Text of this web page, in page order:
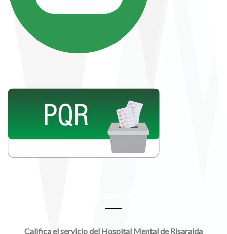
Califica el servicio del Hospital Mental de Risaralda